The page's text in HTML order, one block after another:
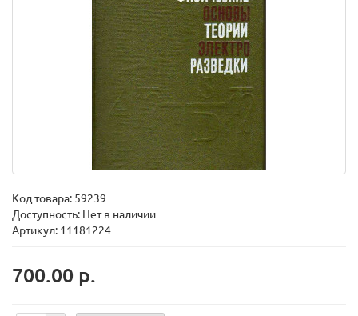
Код товара: 59239
Доступность: Нет в наличии
Артикул: 11181224
700.00 р.